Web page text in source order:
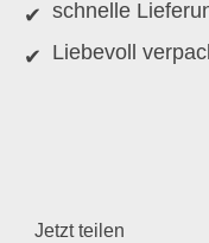
schnelle
Liebevoll
Jetzt teilen